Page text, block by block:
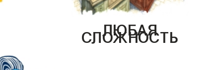
ЛЮБАЯ
СЛОЖНОСТЬ